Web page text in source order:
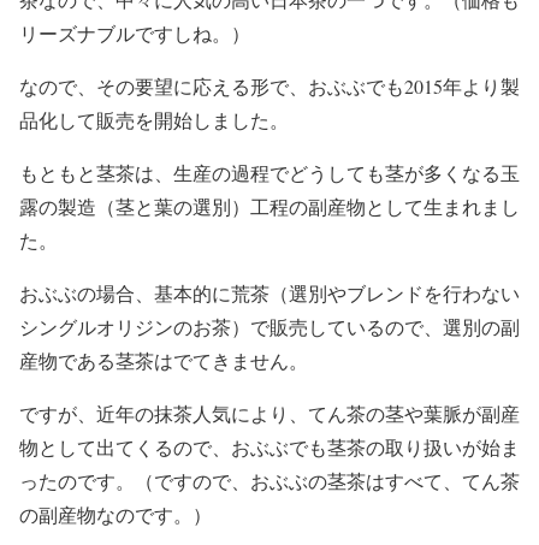
リーズナブルですしね。）
なので、その要望に応える形で、おぶぶでも2015年より製
品化して販売を開始しました。
もともと茎茶は、生産の過程でどうしても茎が多くなる玉
露の製造（茎と葉の選別）工程の副産物として生まれまし
た。
おぶぶの場合、基本的に荒茶（選別やブレンドを行わない
シングルオリジンのお茶）で販売しているので、選別の副
産物である茎茶はでてきません。
ですが、近年の抹茶人気により、てん茶の茎や葉脈が副産
物として出てくるので、おぶぶでも茎茶の取り扱いが始ま
ったのです。（ですので、おぶぶの茎茶はすべて、てん茶
の副産物なのです。）